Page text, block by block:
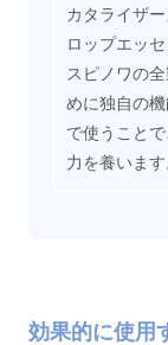
カタライザ
ロップエッ
スピノワの
めに独自の
で使うこと
力を養います
効果的に使用